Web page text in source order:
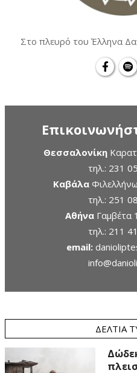
Στο πλευρό του Έλληνα
Θεσσαλονίκη
τηλ.: 231
Καβάλα
τηλ.: 251
ΑθήναΓαμβέτα
τηλ.: 211
email:
ΔΕΛΤΊΑ